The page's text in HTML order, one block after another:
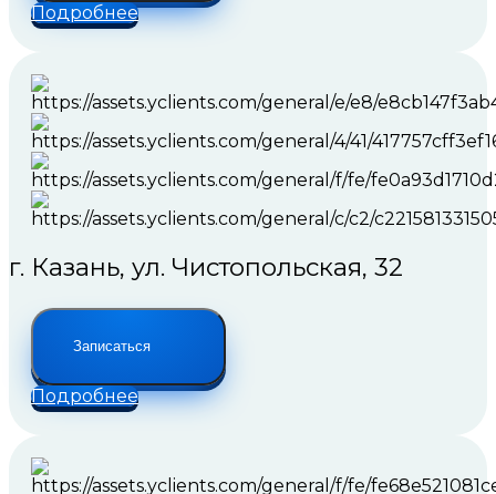
Подробнее
г. Казань, ул. Чистопольская, 32
Записаться
Подробнее